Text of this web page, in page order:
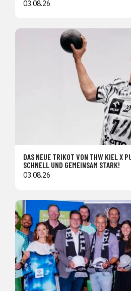
03.08.26
DAS NEUE TRIKOT VON THW KIEL X
SCHNELL UND GEMEINSAM STARK!
03.08.26